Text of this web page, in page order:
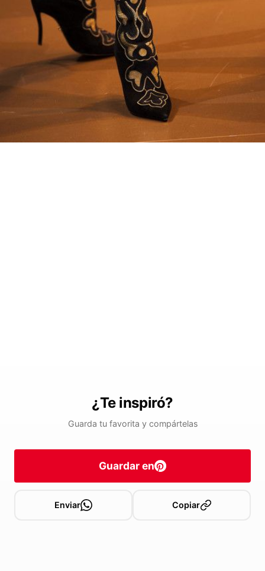
¿Te inspiró?
Guarda tu favorita y compártelas
Guardar en
Enviar Copiar